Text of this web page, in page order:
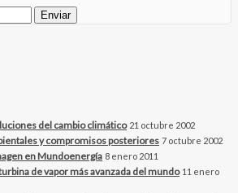
del cambio climático 21 octubre 2002
y compromisos posteriores 7 octubre 2002
en Mundoenergía 8 enero 2011
de vapor más avanzada del mundo 11 enero